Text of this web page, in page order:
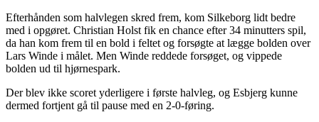
Efterhånden som halvlegen skred frem, kom Silkeborg lidt bedre
med i opgøret. Christian Holst fik en chance efter 34 minutters spil,
da han kom frem til en bold i feltet og forsøgte at lægge bolden over
Lars Winde i målet. Men Winde reddede forsøget, og vippede
bolden ud til hjørnespark.
Der blev ikke scoret yderligere i første halvleg, og Esbjerg kunne
dermed fortjent gå til pause med en 2-0-føring.